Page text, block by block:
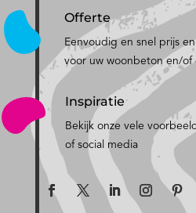
Offerte
Eenvoudig en snel prijs
voor uw woonbeton en/of
Inspiratie
Bekijk onze vele
of social media